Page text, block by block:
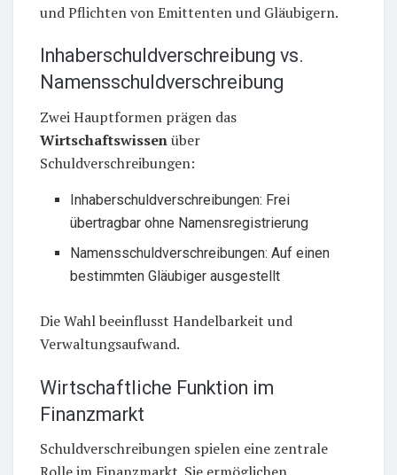
und Pflichten von Emittenten und Gläubigern.
Inhaberschuldverschreibung vs.
Namensschuldverschreibung
Zwei Hauptformen prägen das
Wirtschaftswissenüber
Schuldverschreibungen:
Inhaberschuldverschreibungen: Frei
übertragbar ohne Namensregistrierung
Namensschuldverschreibungen: Auf einen
bestimmten Gläubiger ausgestellt
Die Wahl beeinflusst Handelbarkeit und
Verwaltungsaufwand.
Wirtschaftliche Funktion im
Finanzmarkt
Schuldverschreibungen spielen eine zentrale